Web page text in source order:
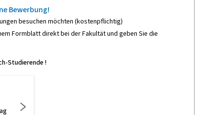
Bewerbung!
besuchen möchten (kostenpflichtig)
Formblatt direkt bei der Fakultät und geben Sie die
Studierende !